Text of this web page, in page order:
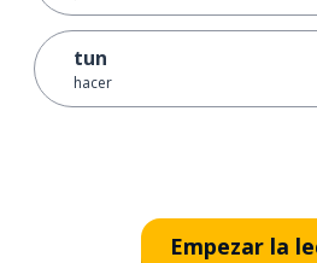
tun
hacer
Empezar la